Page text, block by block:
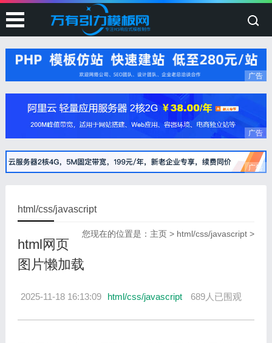
广告
广告
广告
html/css/javascript
您现在的位置是： 主页 > html/css/javascript >
html网页
图片懒加载
2025-11-18 16:13:09 html/css/javascript 689人已围观